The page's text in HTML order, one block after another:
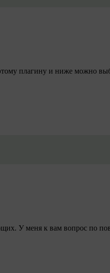
плагину и ниже можно
У меня к вам вопрос по